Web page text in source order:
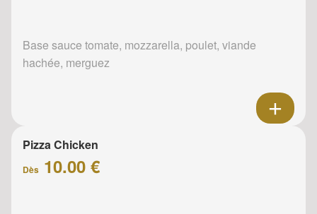
Base sauce tomate, mozzarella, poulet, viande
hachée, merguez
Pizza Chicken
Dès 10.00 €